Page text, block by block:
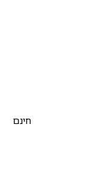
חינם